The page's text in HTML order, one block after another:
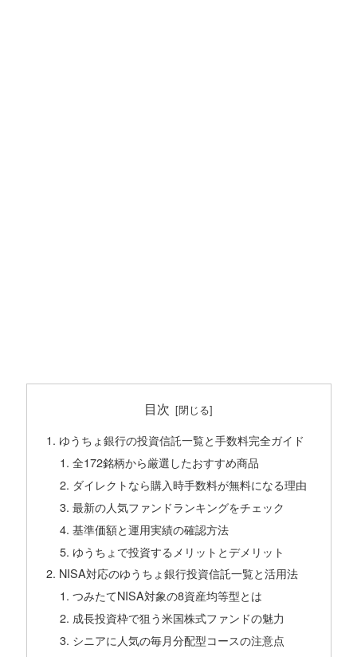
目次
ゆうちょ銀行の投資信託一覧と手数料完全ガイド
全172銘柄から厳選したおすすめ商品
ダイレクトなら購入時手数料が無料になる理由
最新の人気ファンドランキングをチェック
基準価額と運用実績の確認方法
ゆうちょで投資するメリットとデメリット
NISA対応のゆうちょ銀行投資信託一覧と活用法
つみたてNISA対象の8資産均等型とは
成長投資枠で狙う米国株式ファンドの魅力
シニアに人気の毎月分配型コースの注意点